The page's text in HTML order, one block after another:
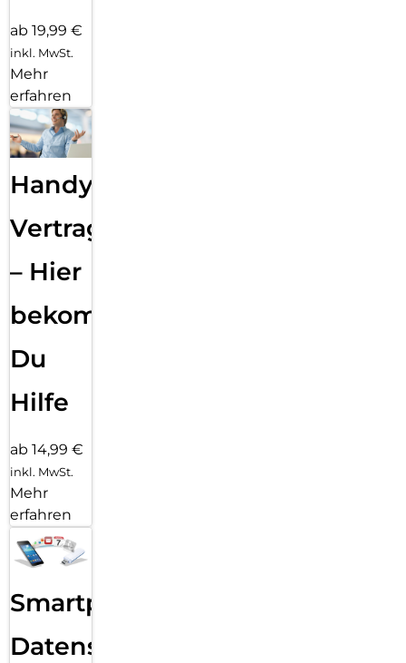
ab 19,99 €
inkl. MwSt.
Mehr
erfahren
Handy
Vertragsabwicklung
– Hier
bekommst
Du
Hilfe
ab 14,99 €
inkl. MwSt.
Mehr
erfahren
Smartphone
Datensicherung